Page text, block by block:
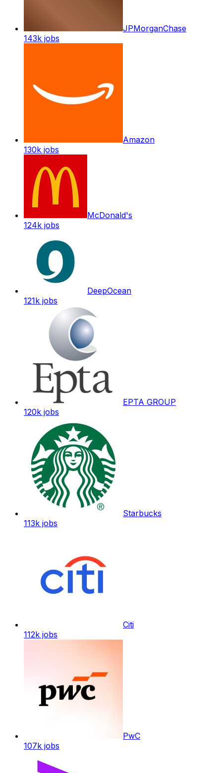
JPMorganChase
143k jobs
Amazon
130k jobs
McDonald's
124k jobs
DeepOcean
121k jobs
EPTA GROUP
120k jobs
Starbucks
113k jobs
Citi
112k jobs
PwC
107k jobs